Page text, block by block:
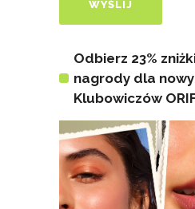
Odbierz 23%
nagrody dla
Klubowiczów